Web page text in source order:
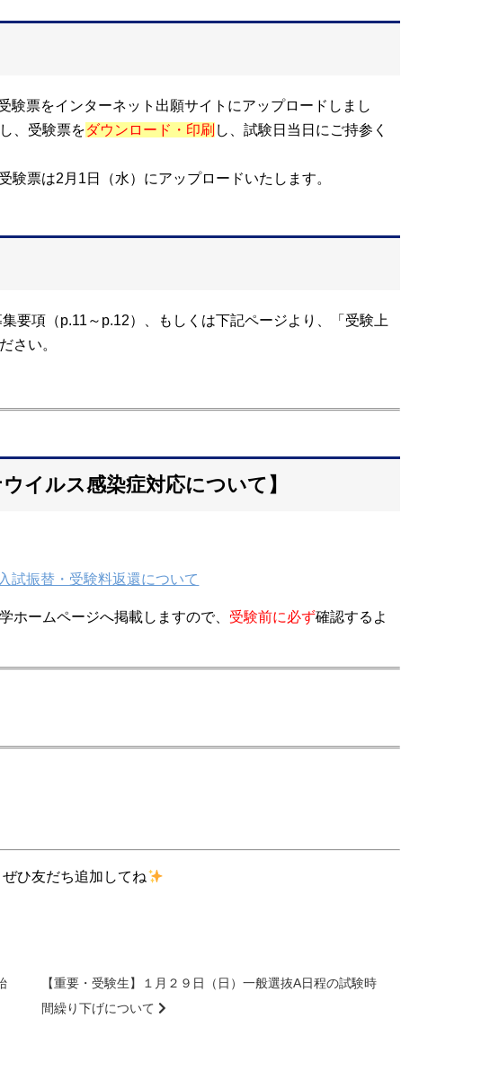
票をインターネット出願サイトにアップロードしまし
、受験票をダウンロード・印刷 し、試験日当日にご持参く
票は2月1日（水）にアップロードいたします。
要項（p.11～p.12）、もしくは下記ページより、「受験上
さい。
イルス感染症対応について】
試振替・受験料返還について
ホームページへ掲載しますので、 受験前に必ず確認するよ
ひ友だち追加してね
【重要・受験生】１月２９日（日）一般選抜A日程の試験時
間繰り下げについて